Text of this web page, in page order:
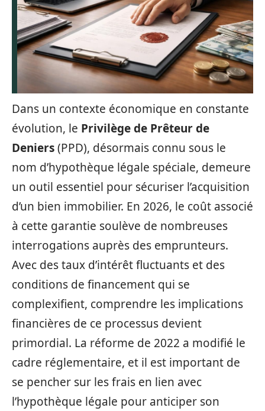
Dans un contexte économique en constante
évolution, le Privilège de Prêteur de
Deniers(PPD), désormais connu sous le
nom d’hypothèque légale spéciale, demeure
un outil essentiel pour sécuriser l’acquisition
d’un bien immobilier. En 2026, le coût associé
à cette garantie soulève de nombreuses
interrogations auprès des emprunteurs.
Avec des taux d’intérêt fluctuants et des
conditions de financement qui se
complexifient, comprendre les implications
financières de ce processus devient
primordial. La réforme de 2022 a modifié le
cadre réglementaire, et il est important de
se pencher sur les frais en lien avec
l’hypothèque légale pour anticiper son